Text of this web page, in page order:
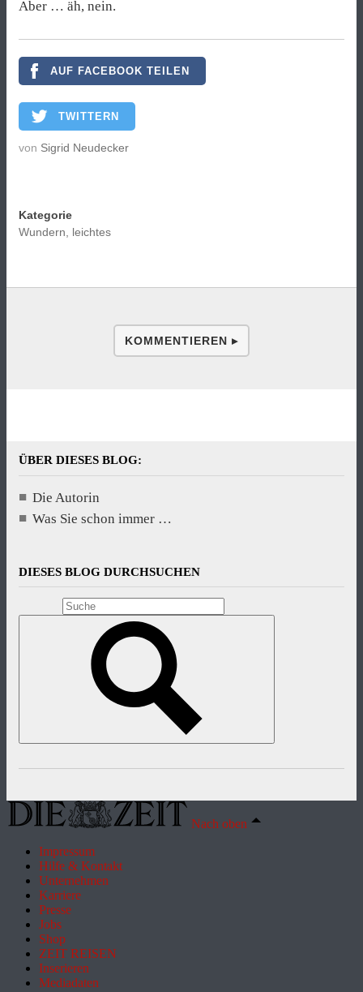
Aber … äh, nein.
AUF FACEBOOK TEILEN
TWITTERN
von Sigrid Neudecker
Kategorie
Wundern, leichtes
KOMMENTIEREN ▸
ÜBER DIESES BLOG:
Die Autorin
Was Sie schon immer …
DIESES BLOG DURCHSUCHEN
Nach oben
Impressum
Hilfe & Kontakt
Unternehmen
Karriere
Presse
Jobs
Shop
ZEIT REISEN
Inserieren
Mediadaten